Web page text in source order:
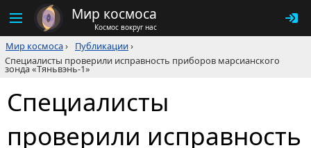
Мир космоса
Космос вокруг нас
Мир космоса› Публикации›
Специалисты проверили исправность приборов марсианского
зонда «Тяньвэнь-1»
Специалисты
проверили исправность